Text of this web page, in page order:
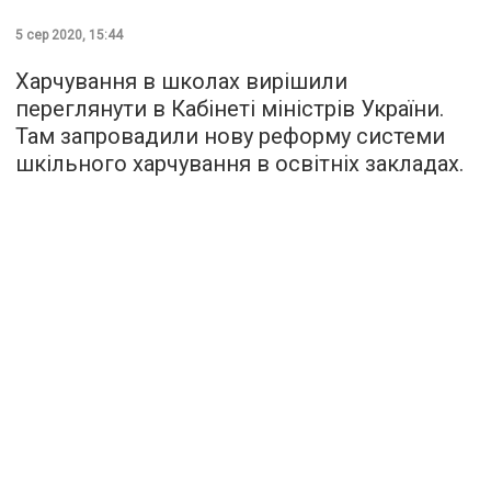
5 сер 2020, 15:44
Харчування в школах вирішили
переглянути в Кабінеті міністрів України.
Там запровадили нову реформу системи
шкільного харчування в освітніх закладах.